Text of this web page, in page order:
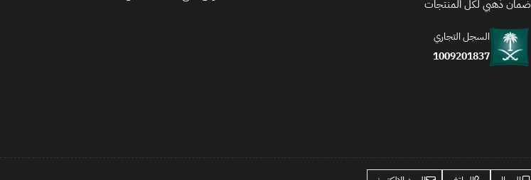
ضمان ذهبي لكل المنتجات
السجل التجاري
1009201837